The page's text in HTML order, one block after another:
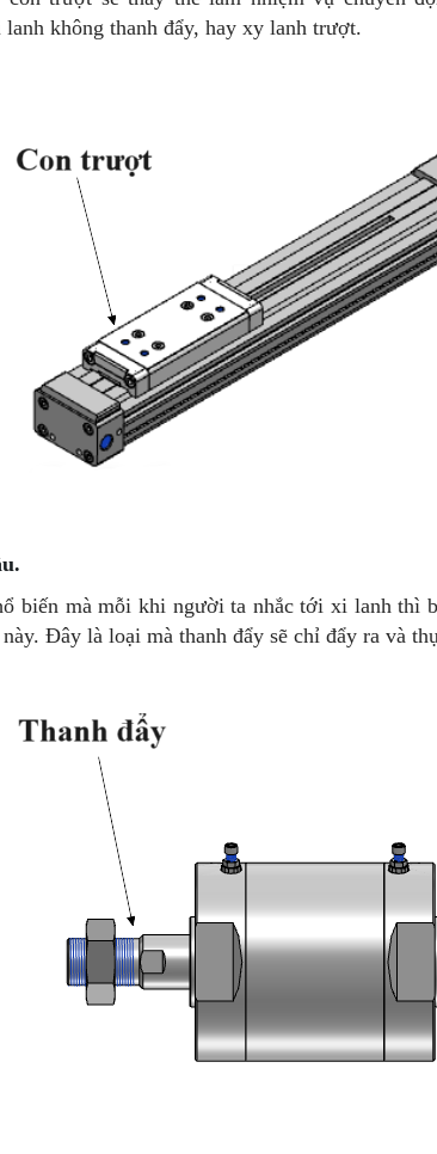
không thanh đẩy, hay xy lanh trượt.
biến mà mỗi khi người ta nhắc tới xi lanh thì
Đây là loại mà thanh đẩy sẽ chỉ đẩy ra và